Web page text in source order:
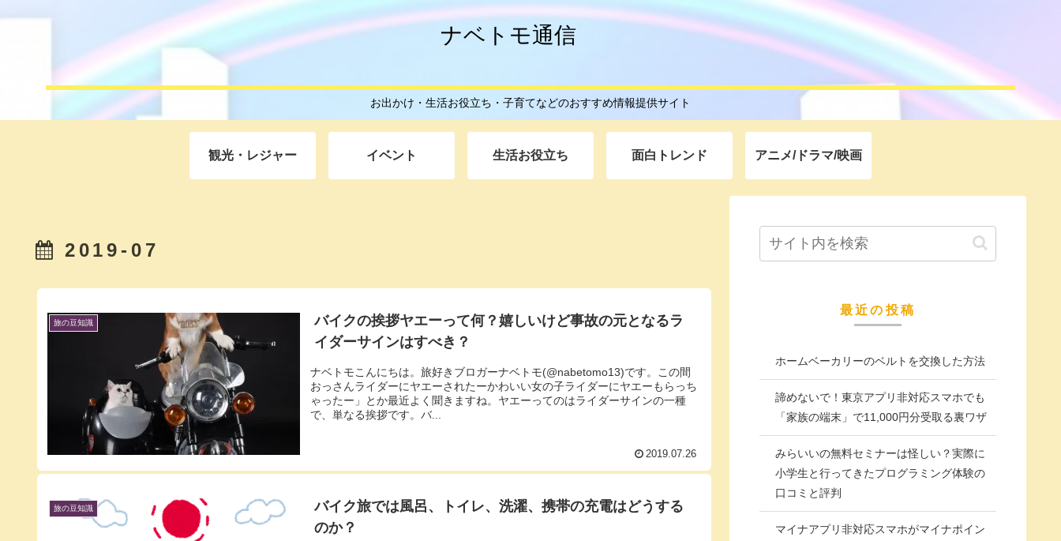
ナベトモ通信
お出かけ・生活お役立ち・子育てなどのおすすめ情報提供サイト
観光・レジャー イベント 生活お役立ち 面白トレンド アニメ/ドラマ/映画
2019-07
旅の豆知識
バイクの挨拶ヤエーって何？嬉しいけど事故の元となるラ
イダーサインはすべき？
ナベトモこんにちは。旅好きブロガーナベトモ(@nabetomo13)です。この間
おっさんライダーにヤエーされたーかわいい女の子ライダーにヤエーもらっち
ゃったー」とか最近よく聞きますね。ヤエーってのはライダーサインの一種
で、単なる挨拶です。バ...
2019.07.26
旅の豆知識
バイク旅では風呂、トイレ、洗濯、携帯の充電はどうする
のか？
最近の投稿
ホームベーカリーのベルトを交換した方法
諦めないで！東京アプリ非対応スマホでも
「家族の端末」で11,000円分受取る裏ワザ
みらいいの無料セミナーは怪しい？実際に
小学生と行ってきたプログラミング体験の
口コミと評判
マイナアプリ非対応スマホがマイナポイン